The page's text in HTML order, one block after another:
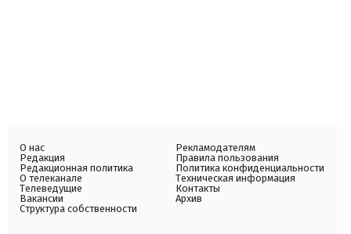
О нас
Редакция
Редакционная политика
О телеканале
Телеведущие
Вакансии
Структура собственности
Рекламодателям
Правила пользования
Политика конфиденциальности
Техническая информация
Контакты
Архив